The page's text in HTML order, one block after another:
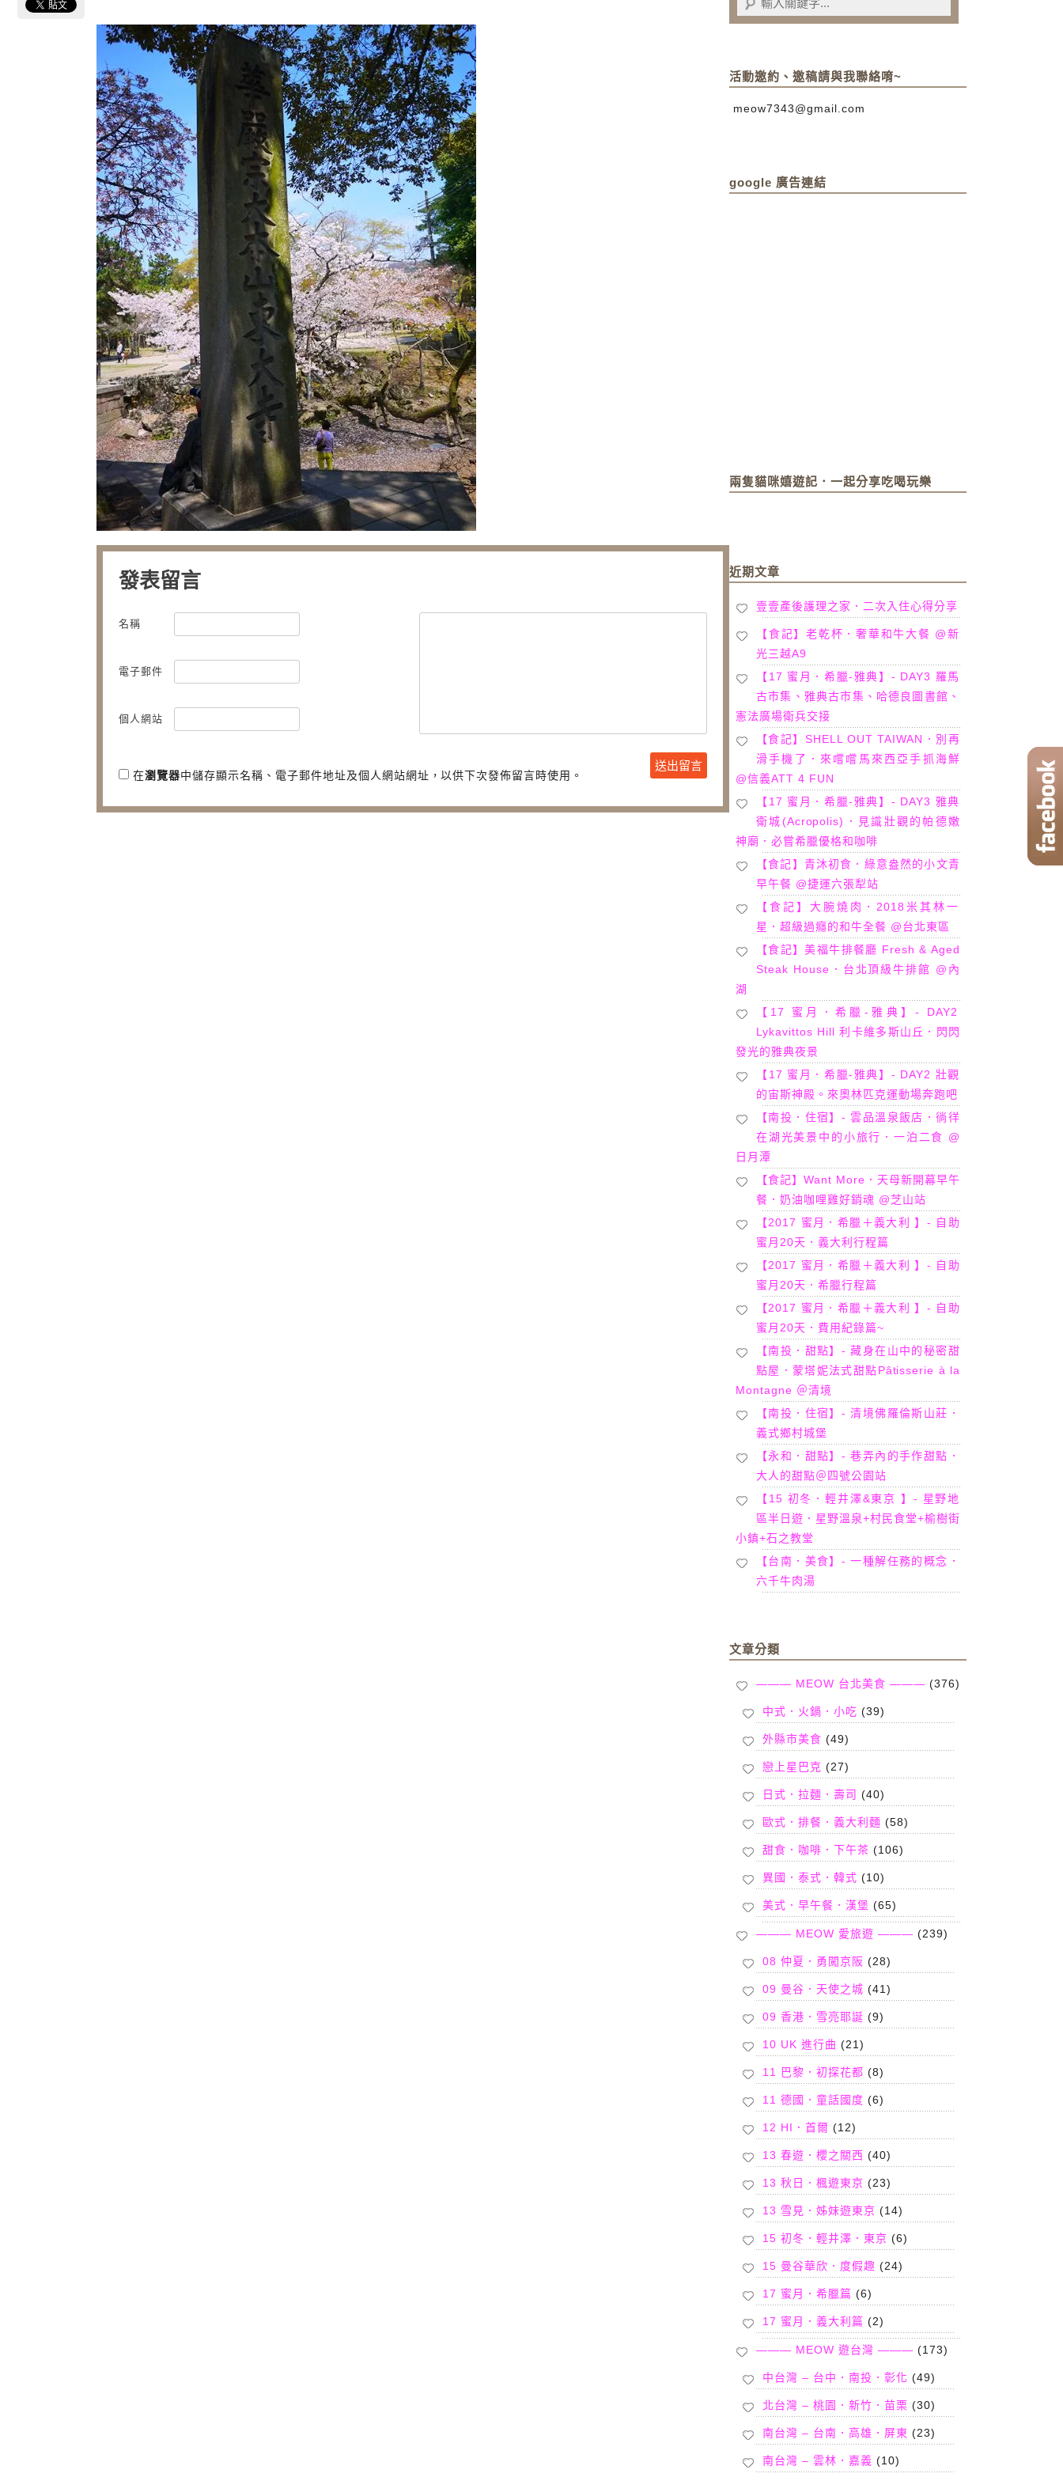
發表留言
名稱
電子郵件
個人網站
在瀏覽器中儲存顯示名稱、電子郵件地址及個人網站網址，以供下次發佈留言時使用。
活動邀約、邀稿請與我聯絡唷~
meow7343@gmail.com
google 廣告連結
兩隻貓咪嬉遊記．一起分享吃喝玩樂
近期文章
壹壹產後護理之家．二次入住心得分享
【食記】老乾杯．奢華和牛大餐 @新
光三越A9
【17 蜜月．希臘-雅典】- DAY3 羅馬
古市集、雅典古市集、哈德良圖書館、
憲法廣場衛兵交接
【食記】SHELL OUT TAIWAN．別再
滑手機了．來嚐嚐馬來西亞手抓海鮮
@信義ATT 4 FUN
【17 蜜月．希臘-雅典】- DAY3 雅典
衛城(Acropolis)．見識壯觀的帕德嫩
神廟．必嘗希臘優格和咖啡
【食記】青沐初食．綠意盎然的小文青
早午餐 @捷運六張犁站
【食記】大腕燒肉．2018米其林一
星．超級過癮的和牛全餐 @台北東區
【食記】美福牛排餐廳 Fresh & Aged
Steak House．台北頂級牛排館 @內
湖
【17 蜜月．希臘-雅典】- DAY2
Lykavittos Hill 利卡維多斯山丘．閃閃
發光的雅典夜景
【17 蜜月．希臘-雅典】- DAY2 壯觀
的宙斯神殿。來奧林匹克運動場奔跑吧
【南投．住宿】- 雲品溫泉飯店．徜徉
在湖光美景中的小旅行．一泊二食 @
日月潭
【食記】Want More．天母新開幕早午
餐．奶油咖哩雞好銷魂 @芝山站
【2017 蜜月．希臘＋義大利 】- 自助
蜜月20天．義大利行程篇
【2017 蜜月．希臘＋義大利 】- 自助
蜜月20天．希臘行程篇
【2017 蜜月．希臘＋義大利 】- 自助
蜜月20天．費用紀錄篇~
【南投．甜點】- 藏身在山中的秘密甜
點屋．蒙塔妮法式甜點Pâtisserie à la
Montagne ＠清境
【南投．住宿】- 清境佛羅倫斯山莊．
義式鄉村城堡
【永和．甜點】- 巷弄內的手作甜點．
大人的甜點＠四號公園站
【15 初冬．輕井澤&東京 】- 星野地
區半日遊．星野溫泉+村民食堂+榆樹街
小鎮+石之教堂
【台南．美食】- 一種解任務的概念．
六千牛肉湯
文章分類
——— MEOW 台北美食 ——— (376)
中式．火鍋．小吃 (39)
外縣市美食 (49)
戀上星巴克 (27)
日式．拉麵．壽司 (40)
歐式．排餐．義大利麵 (58)
甜食．咖啡．下午茶 (106)
異國．泰式．韓式 (10)
美式．早午餐．漢堡 (65)
——— MEOW 愛旅遊 ——— (239)
08 仲夏．勇闖京阪 (28)
09 曼谷．天使之城 (41)
09 香港．雪亮耶誕 (9)
10 UK 進行曲 (21)
11 巴黎．初探花都 (8)
11 德國．童話國度 (6)
12 HI．首爾 (12)
13 春遊．櫻之關西 (40)
13 秋日．楓遊東京 (23)
13 雪見．姊妹遊東京 (14)
15 初冬．輕井澤．東京 (6)
15 曼谷華欣．度假趣 (24)
17 蜜月．希臘篇 (6)
17 蜜月．義大利篇 (2)
——— MEOW 遊台灣 ——— (173)
中台灣 – 台中．南投．彰化 (49)
北台灣 – 桃園．新竹．苗栗 (30)
南台灣 – 台南．高雄．屏東 (23)
南台灣 – 雲林．嘉義 (10)